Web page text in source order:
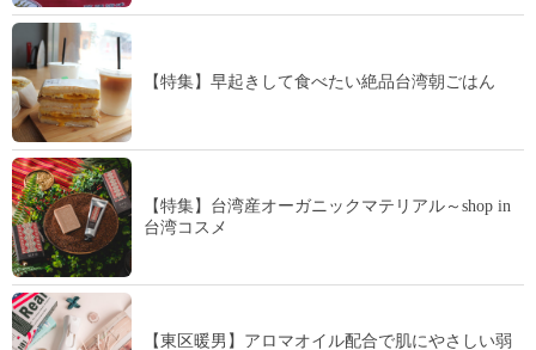
【特集】早起きして食べたい絶品台湾朝ごはん
【特集】台湾産オーガニックマテリアル～shop in
台湾コスメ
【東区暖男】アロマオイル配合で肌にやさしい弱